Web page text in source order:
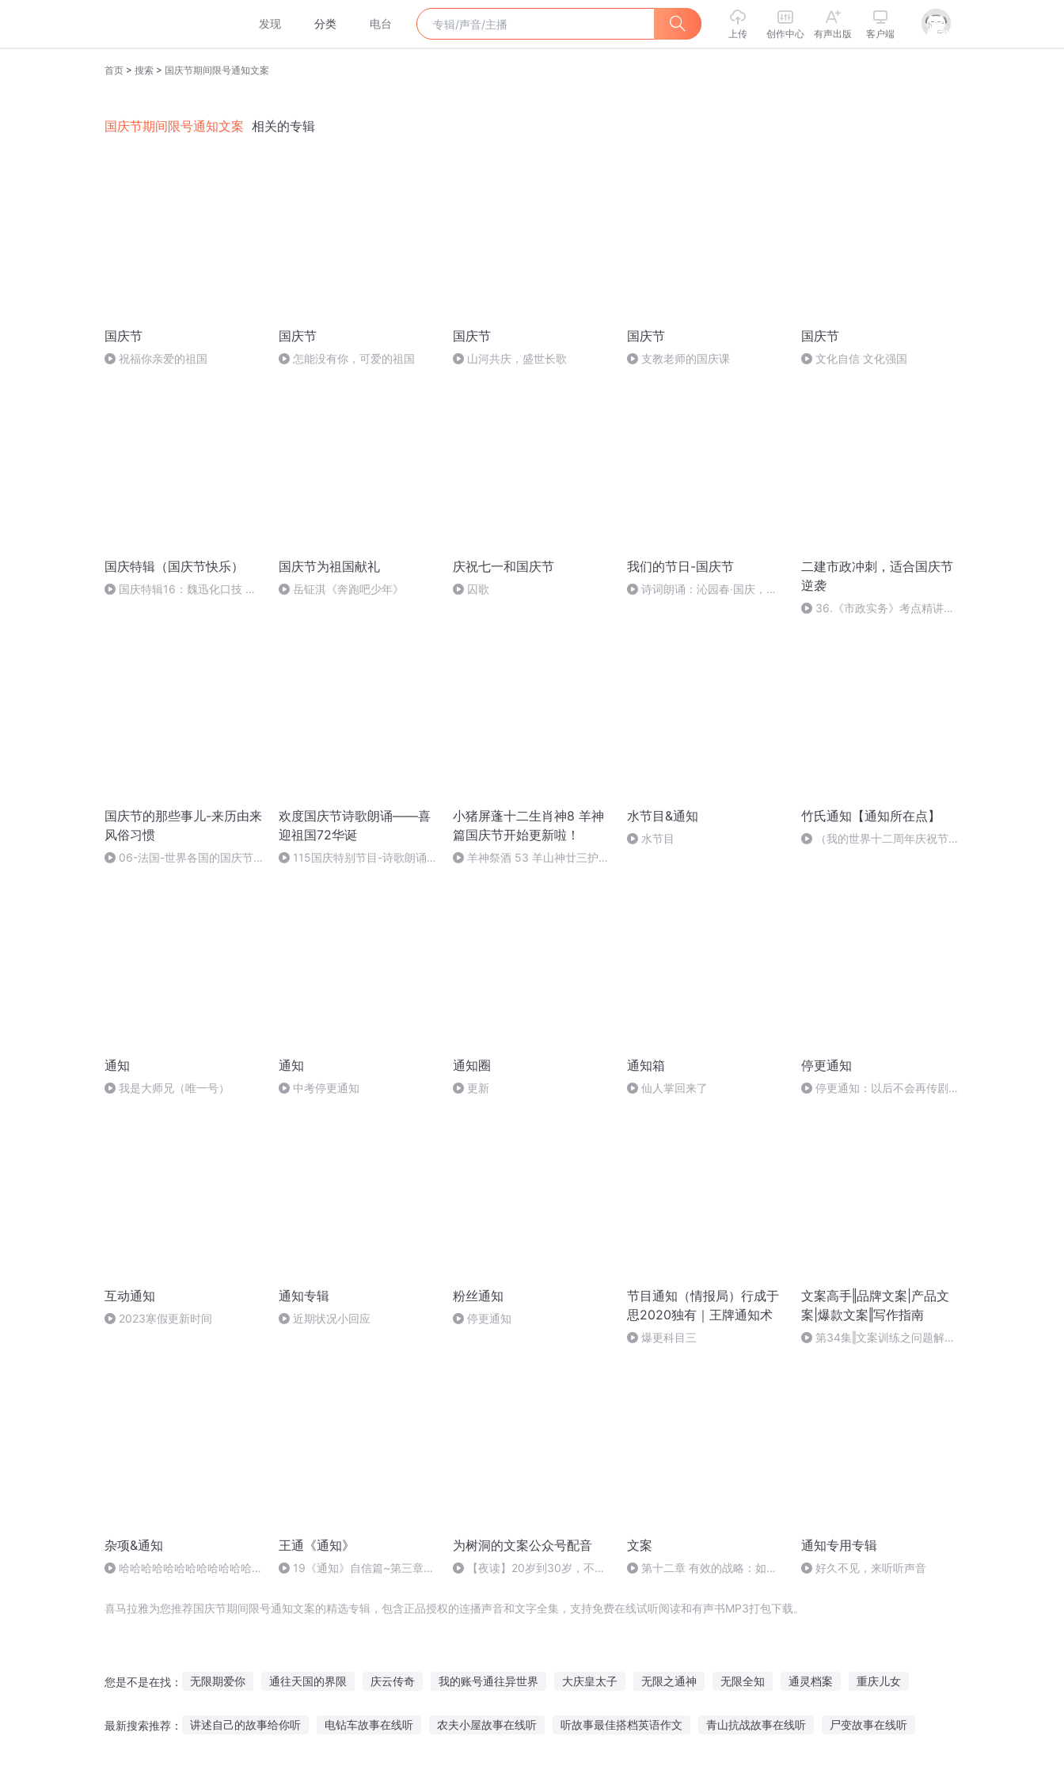
发现 分类 电台
上传 创作中心 有声出版 客户端
首页 > 搜索 > 国庆节期间限号通知文案
国庆节期间限号通知文案 相关的专辑
国庆节
祝福你亲爱的祖国
国庆节
怎能没有你，可爱的祖国
国庆节
山河共庆，盛世长歌
国庆节
支教老师的国庆课
国庆节
文化自信 文化强国
国庆特辑（国庆节快乐）
国庆特辑16：魏迅化口技 二
国庆节为祖国献礼
岳钲淇《奔跑吧少年》
庆祝七一和国庆节
囚歌
我们的节日-国庆节
诗词朗诵：沁园春·国庆，朗
二建市政冲刺，适合国庆节
逆袭
36.《市政实务》考点精讲第
国庆节的那些事儿-来历由来
风俗习惯
06-法国-世界各国的国庆节-
欢度国庆节诗歌朗诵——喜
迎祖国72华诞
115国庆特别节目-诗歌朗诵-
小猪屏蓬十二生肖神8 羊神
篇国庆节开始更新啦！
羊神祭酒 53 羊山神廿三护祭
水节目&通知
水节目
竹氏通知【通知所在点】
（我的世界十二周年庆祝节
通知
我是大师兄（唯一号）
通知
中考停更通知
通知圈
更新
通知箱
仙人掌回来了
停更通知
停更通知：以后不会再传剧
互动通知
2023寒假更新时间
通知专辑
近期状况小回应
粉丝通知
停更通知
节目通知（情报局）行成于
思2020独有｜王牌通知术
爆更科目三
文案高手‖品牌文案|产品文
案|爆款文案‖写作指南
第34集‖文案训练之问题解决
杂项&通知
哈哈哈哈哈哈哈哈哈哈哈哈哈
王通《通知》
19《通知》自信篇~第三章提
为树洞的文案公众号配音
【夜读】20岁到30岁，不是
文案
第十二章 有效的战略：如何
通知专用专辑
好久不见，来听听声音
喜马拉雅为您推荐国庆节期间限号通知文案的精选专辑，包含正品授权的连播声音和文字全集，支持免费在线试听阅读和有声书MP3打包下载。
您是不是在找： 无限期爱你 通往天国的界限 庆云传奇 我的账号通往异世界 大庆皇太子 无限之通神 无限全知 通灵档案 重庆儿女
最新搜索推荐： 讲述自己的故事给你听 电钻车故事在线听 农夫小屋故事在线听 听故事最佳搭档英语作文 青山抗战故事在线听 尸变故事在线听